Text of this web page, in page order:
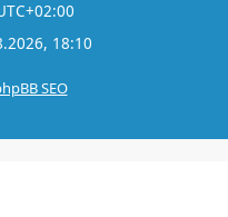
18:10
SEO